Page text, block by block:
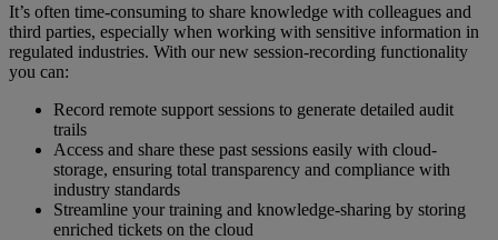
It’s often time-consuming to share knowledge with colleagues and
third parties, especially when working with sensitive information in
regulated industries. With our new session-recording functionality
you can:
Record remote support sessions to generate detailed audit
trails
Access and share these past sessions easily with cloud-
storage, ensuring total transparency and compliance with
industry standards
Streamline your training and knowledge-sharing by storing
enriched tickets on the cloud